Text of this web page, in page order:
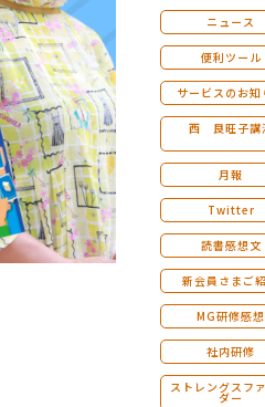
ニュース
便利ツール
サービスのお知
西 良旺子講
月報
Twitter
読書感想文
新会員さまご
MG研修感想
社内研修
ストレングスフ
ダー